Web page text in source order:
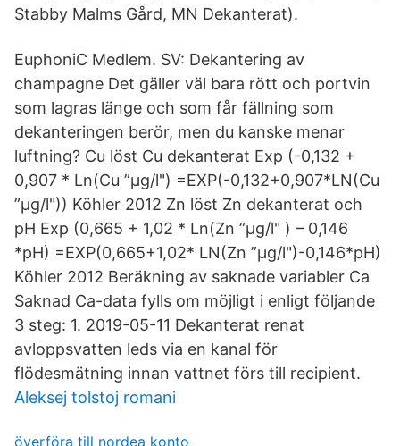
Stabby Malms Gård, MN Dekanterat).
EuphoniC Medlem. SV: Dekantering av
champagne Det gäller väl bara rött och portvin
som lagras länge och som får fällning som
dekanteringen berör, men du kanske menar
luftning? Cu löst Cu dekanterat Exp (-0,132 +
0,907 * Ln(Cu ”μg/l") =EXP(-0,132+0,907*LN(Cu
”μg/l")) Köhler 2012 Zn löst Zn dekanterat och
pH Exp (0,665 + 1,02 * Ln(Zn ”μg/l" ) – 0,146
*pH) =EXP(0,665+1,02* LN(Zn ”μg/l")-0,146*pH)
Köhler 2012 Beräkning av saknade variabler Ca
Saknad Ca-data fylls om möjligt i enligt följande
3 steg: 1. 2019-05-11 Dekanterat renat
avloppsvatten leds via en kanal för
flödesmätning innan vattnet förs till recipient.
Aleksej tolstoj romani
överföra till nordea konto